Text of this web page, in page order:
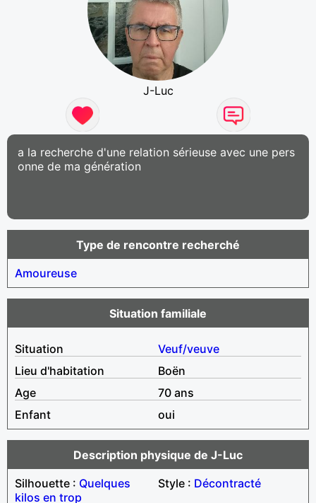
J-Luc
a la recherche d'une relation sérieuse avec une pers
onne de ma génération
Type de rencontre recherché
Amoureuse
Situation familiale
Situation
Veuf/veuve
Lieu d'habitation
Boën
Age
70 ans
Enfant
oui
Description physique de J-Luc
Silhouette : Quelques
kilos en trop
Style : Décontracté